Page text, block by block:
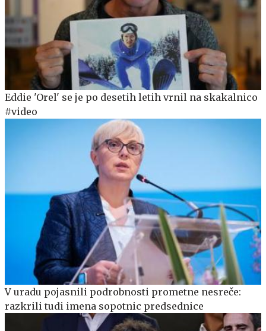
Eddie 'Orel' se je po desetih letih vrnil na skakalnico
#video
V uradu pojasnili podrobnosti prometne nesreče:
razkrili tudi imena sopotnic predsednice